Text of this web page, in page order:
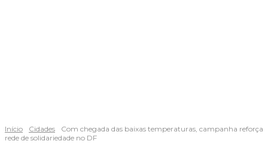
Início Cidades
Com chegada das baixas temperaturas, campanha reforça
rede de solidariedade no DF